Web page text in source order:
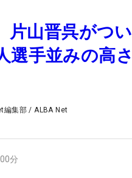
山晋呉がつ
手並みの高さ
編集部 /ALBA Net
分